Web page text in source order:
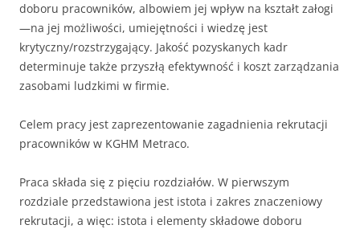
doboru pracowników, albo­wiem jej wpływ na kształt załogi
—na jej możliwości, umiejętności i wie­dzę jest
krytyczny/rozstrzygający. Jakość pozyskanych kadr
determinuje także przyszłą efektywność i koszt zarządzania
zasobami ludzkimi w firmie.
Celem pracy jest zaprezentowanie zagadnienia rekrutacji
pracowników w KGHM Metraco.
Praca składa się z pięciu rozdziałów. W pierwszym
rozdziale przedstawiona jest istota i zakres znaczeniowy
rekrutacji, a więc: istota i elementy składowe doboru